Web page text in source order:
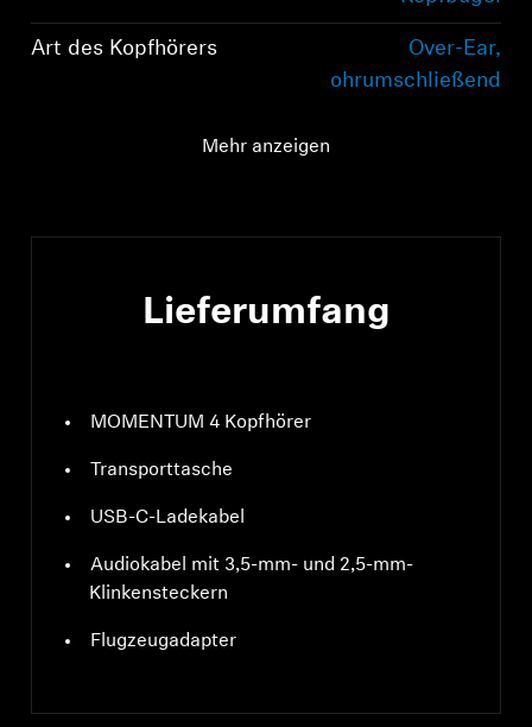
Art des Kopfhörers
Over-Ear,
ohrumschließend
Bluetooth-Version
Bluetooth 5.2-konform,
Mehr anzeigen
Lieferumfang
MOMENTUM 4 Kopfhörer
Transporttasche
USB-C-Ladekabel
Audiokabel mit 3,5-mm- und 2,5-mm-
Klinkensteckern
Flugzeugadapter